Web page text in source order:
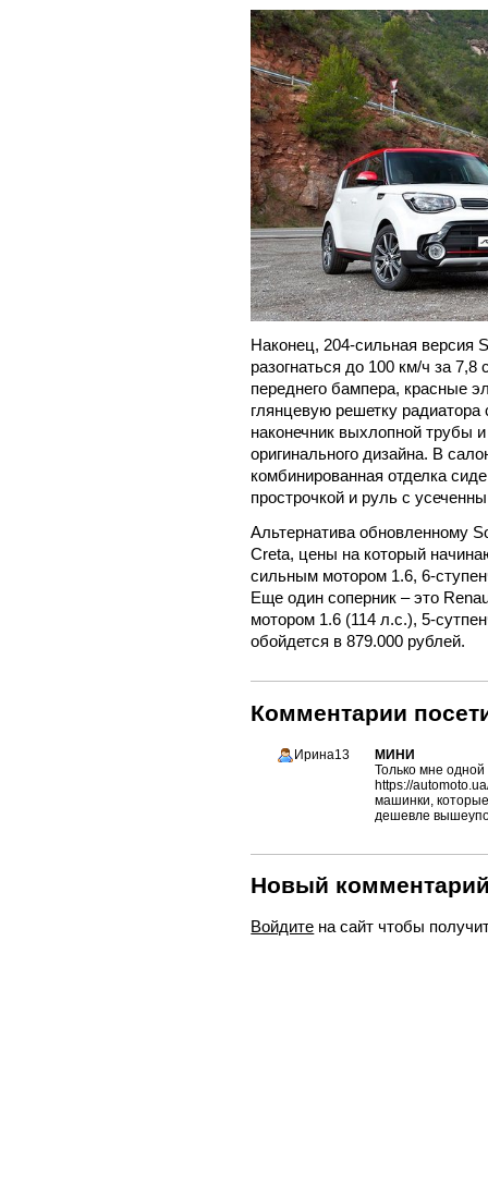
Наконец, 204-сильная версия
разогнаться до 100 км/ч за
переднего бампера, красные
глянцевую решетку
наконечник выхлопной трубы
оригинального дизайна. В
комбинированная отделка
прострочкой и руль с
Альтернатива обновленному
Creta, цены на который
сильным мотором 1.6, 6-
Еще один соперник – это
мотором 1.6 (114 л.с.), 5-
обойдется в 879.000 рублей.
Комментарии
Ирина13
МИНИ
Только мне
https://
машинки,
дешевле
Новый
Войдите на сайт чтобы